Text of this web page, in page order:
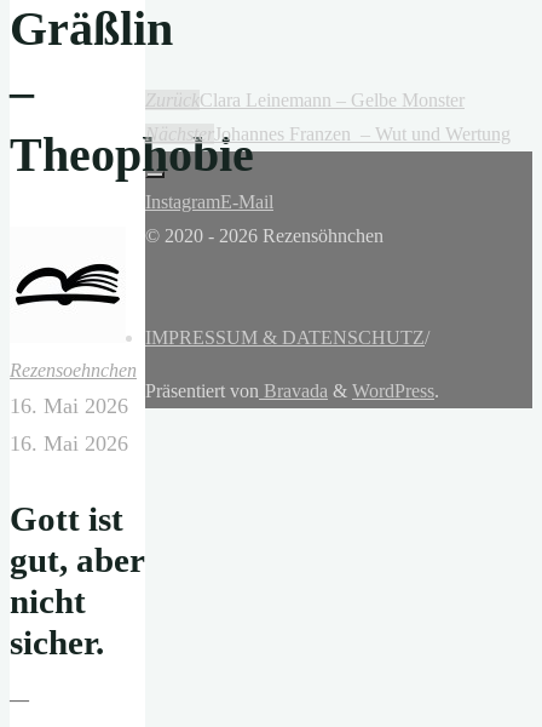
Gräßlin
–
Theophobie
Rezensoehnchen
16. Mai 2026
16. Mai 2026
Gott ist
gut, aber
nicht
sicher.
—
ZurückClara Leinemann – Gelbe Monster
NächsterJohannes Franzen – Wut und Wertung
InstagramE-Mail
© 2020 - 2026 Rezensöhnchen
IMPRESSUM & DATENSCHUTZ/
Präsentiert von Bravada & WordPress.